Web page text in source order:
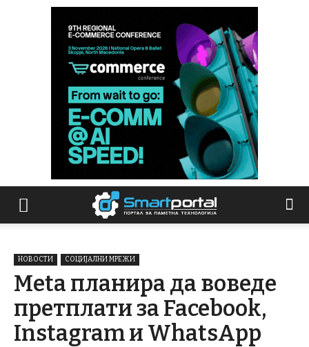
НОВОСТИ СОЦИЈАЛНИ МРЕЖИ
Meta планира да воведе
претплати за Facebook,
Instagram и WhatsApp